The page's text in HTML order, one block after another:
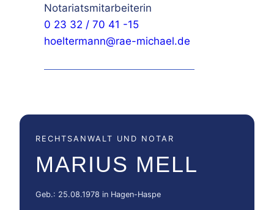
Notariatsmitarbeiterin
0 23 32 / 70 41 -15
hoeltermann@rae-michael.de
RECHTSANWALT UND NOTAR
MARIUS MELL
Geb.: 25.08.1978 in Hagen-Haspe